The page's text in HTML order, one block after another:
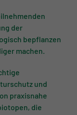
der
bepflanzen
machen.
und
praxisnahe
die